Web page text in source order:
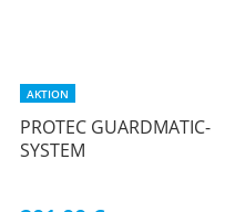
AKTION
PROTEC GUARDMATIC-
SYSTEM